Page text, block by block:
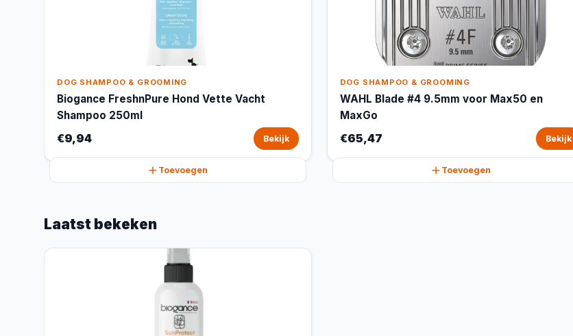
DOG SHAMPOO & GROOMING
Biogance FreshnPure Hond Vette Vacht
Shampoo 250ml
€9,94 Bekijk
Toevoegen
DOG SHAMPOO & GROOMING
WAHL Blade #4 9.5mm voor Max50 en
MaxGo
€65,47 Bekijk
Toevoegen
Laatst bekeken